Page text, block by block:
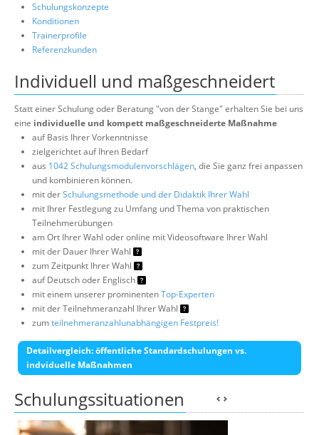
Schulungskonzepte
Konditionen
Trainerprofile
Referenzkunden
Individuell und maßgeschneidert
Statt einer Schulung oder Beratung "von der Stange" erhalten Sie bei uns
eine individuelle und kompett maßgeschneiderte Maßnahme
auf Basis Ihrer Vorkenntnisse
zielgerichtet auf Ihren Bedarf
aus 1042 Schulungsmodulenvorschlägen, die Sie ganz frei anpassen
und kombinieren können.
mit derSchulungsmethode und der Didaktik Ihrer Wahl
mit Ihrer Festlegung zu Umfang und Thema von praktischen
Teilnehmerübungen
am Ort Ihrer Wahl oder online mit Videosoftware Ihrer Wahl
mit der Dauer Ihrer Wahl
zum Zeitpunkt Ihrer Wahl
auf Deutsch oder Englisch
mit einem unserer prominentenTop-Experten
mit der Teilnehmeranzahl Ihrer Wahl
zumteilnehmeranzahlunabhängigen Festpreis!
Detailvergleich: öffentliche Standardschulungen vs.
indviduelle Maßnahmen
Schulungssituationen